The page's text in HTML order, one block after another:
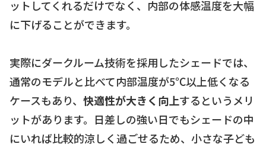
ットしてくれるだけでなく、内部の体感温度を大幅
に下げることができます。
実際にダークルーム技術を採用したシェードでは、
通常のモデルと比べて内部温度が5℃以上低くなる
ケースもあり、 快適性が大きく向上するというメリ
ットがあります。日差しの強い日でもシェードの中
にいれば比較的涼しく過ごせるため、小さな子ども